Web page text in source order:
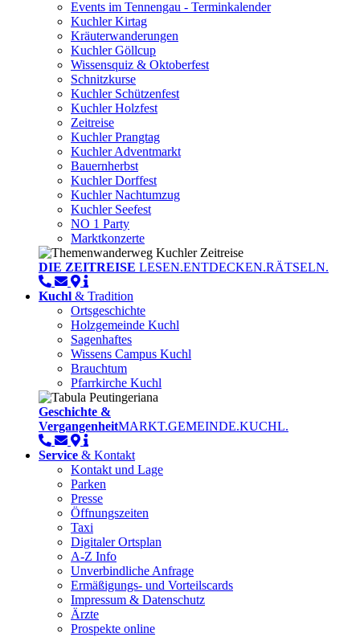
Events im Tennengau - Terminkalender
Kuchler Kirtag
Kräuterwanderungen
Kuchler Göllcup
Wissensquiz & Oktoberfest
Schnitzkurse
Kuchler Schützenfest
Kuchler Holzfest
Zeitreise
Kuchler Prangtag
Kuchler Adventmarkt
Bauernherbst
Kuchler Dorffest
Kuchler Nachtumzug
Kuchler Seefest
NO 1 Party
Marktkonzerte
DIE ZEITREISE LESEN.ENTDECKEN.RÄTSELN.
Kuchl & Tradition
Ortsgeschichte
Holzgemeinde Kuchl
Sagenhaftes
Wissens Campus Kuchl
Brauchtum
Pfarrkirche Kuchl
Geschichte &
VergangenheitMARKT.GEMEINDE.KUCHL.
Service & Kontakt
Kontakt und Lage
Parken
Presse
Öffnungszeiten
Taxi
Digitaler Ortsplan
A-Z Info
Unverbindliche Anfrage
Ermäßigungs- und Vorteilscards
Impressum & Datenschutz
Ärzte
Prospekte online